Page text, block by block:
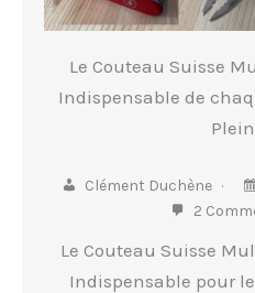
Le Couteau Suisse
Indispensable de
Clément Duchène
2
Le Couteau Suisse
Indispensable pour